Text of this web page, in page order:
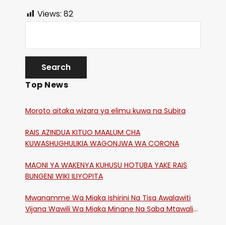
Views: 82
Top News
Moroto aitaka wizara ya elimu kuwa na Subira
RAIS AZINDUA KITUO MAALUM CHA
KUWASHUGHULIKIA WAGONJWA WA CORONA
MAONI YA WAKENYA KUHUSU HOTUBA YAKE RAIS
BUNGENI WIKI ILIYOPITA
Mwanamme Wa Miaka Ishirini Na Tisa Awalawiti
Vijana Wawili Wa Miaka Minane Na Saba Mtawalia